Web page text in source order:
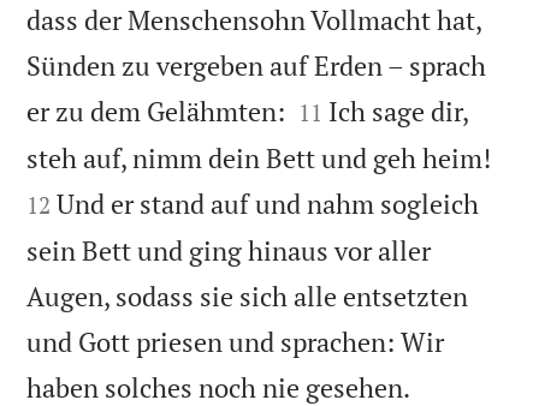
dass der Menschensohn Vollmacht hat,
Sünden zu vergeben auf Erden – sprach
er zu dem Gelähmten: 

11 Ich sage dir,
steh auf, nimm dein Bett und geh heim!
12 Und er stand auf und nahm sogleich
sein Bett und ging hinaus vor aller
Augen, sodass sie sich alle entsetzten
und Gott priesen und sprachen: Wir
haben solches noch nie gesehen.